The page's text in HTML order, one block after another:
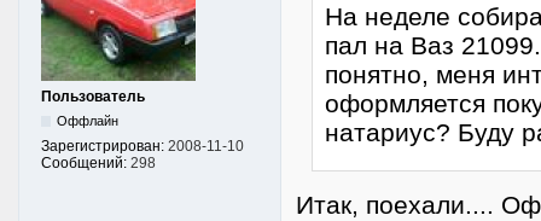
Пользователь
Оффлайн
Зарегистрирован: 2008-11-10
Сообщений: 298
На неделе
пал на Ваз
понятно, меня
оформляется
натариус? Буду
Итак, поехали....